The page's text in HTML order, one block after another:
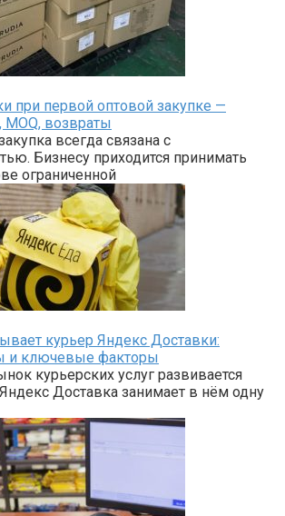
при первой оптовой закупке —
MOQ, возвраты
всегда связана с
Бизнесу приходится принимать
ограниченной
курьер Яндекс Доставки:
и ключевые факторы
курьерских услуг развивается
Доставка занимает в нём одну